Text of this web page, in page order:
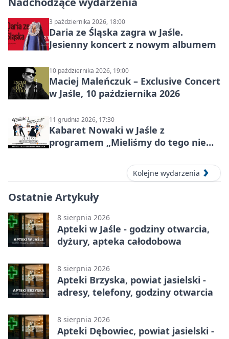
3 października 2026, 18:00
Daria ze Śląska zagra w Jaśle.
Jesienny koncert z nowym albumem
10 października 2026, 19:00
Maciej Maleńczuk – Exclusive Concert
w Jaśle, 10 października 2026
11 grudnia 2026, 17:30
Kabaret Nowaki w Jaśle z
programem „Mieliśmy do tego nie
Kolejne wydarzenia
Ostatnie Artykuły
8 sierpnia 2026
Apteki w Jaśle - godziny otwarcia,
dyżury, apteka całodobowa
8 sierpnia 2026
Apteki Brzyska, powiat jasielski -
adresy, telefony, godziny otwarcia
8 sierpnia 2026
Apteki Dębowiec, powiat jasielski -